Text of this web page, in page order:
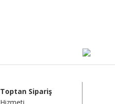
Toptan Sipariş